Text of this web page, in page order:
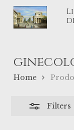
Skip
Home
Filters